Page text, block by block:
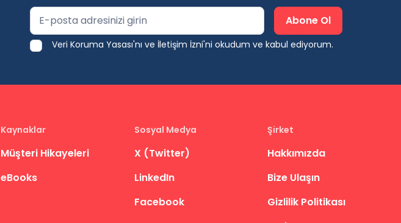
Veri Koruma Yasası'nı ve İletişim İzni'ni okudum ve kabul ediyorum.
Kaynaklar
Müşteri Hikayeleri
eBooks
Sosyal Medya
X (Twitter)
LinkedIn
Facebook
Şirket
Hakkımızda
Bize Ulaşın
Gizlilik Politikası